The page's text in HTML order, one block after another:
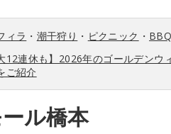
ィラ ・ 潮干狩り ・ ピクニック ・ BBQ
12連休も】2026年のゴールデン
ご紹介
ル橋本